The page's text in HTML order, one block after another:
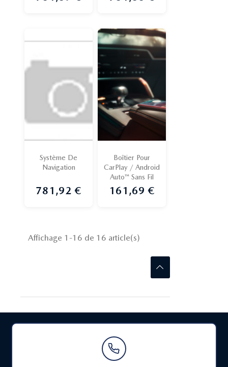
Système De
Navigation
Prix
781,92 €
Boîtier Pour
CarPlay / Android
Auto™ Sans Fil
Prix
161,69 €
Affichage 1-16 de 16 article(s)